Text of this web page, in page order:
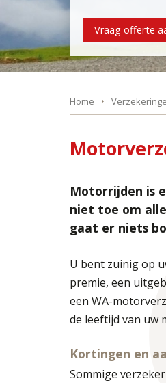
Vraag offerte
Home
Motorrijden is
niet toe om
gaat er niets
U bent zuinig op
premie, een
een WA-
de leeftijd van uw
Kortingen en
Sommige